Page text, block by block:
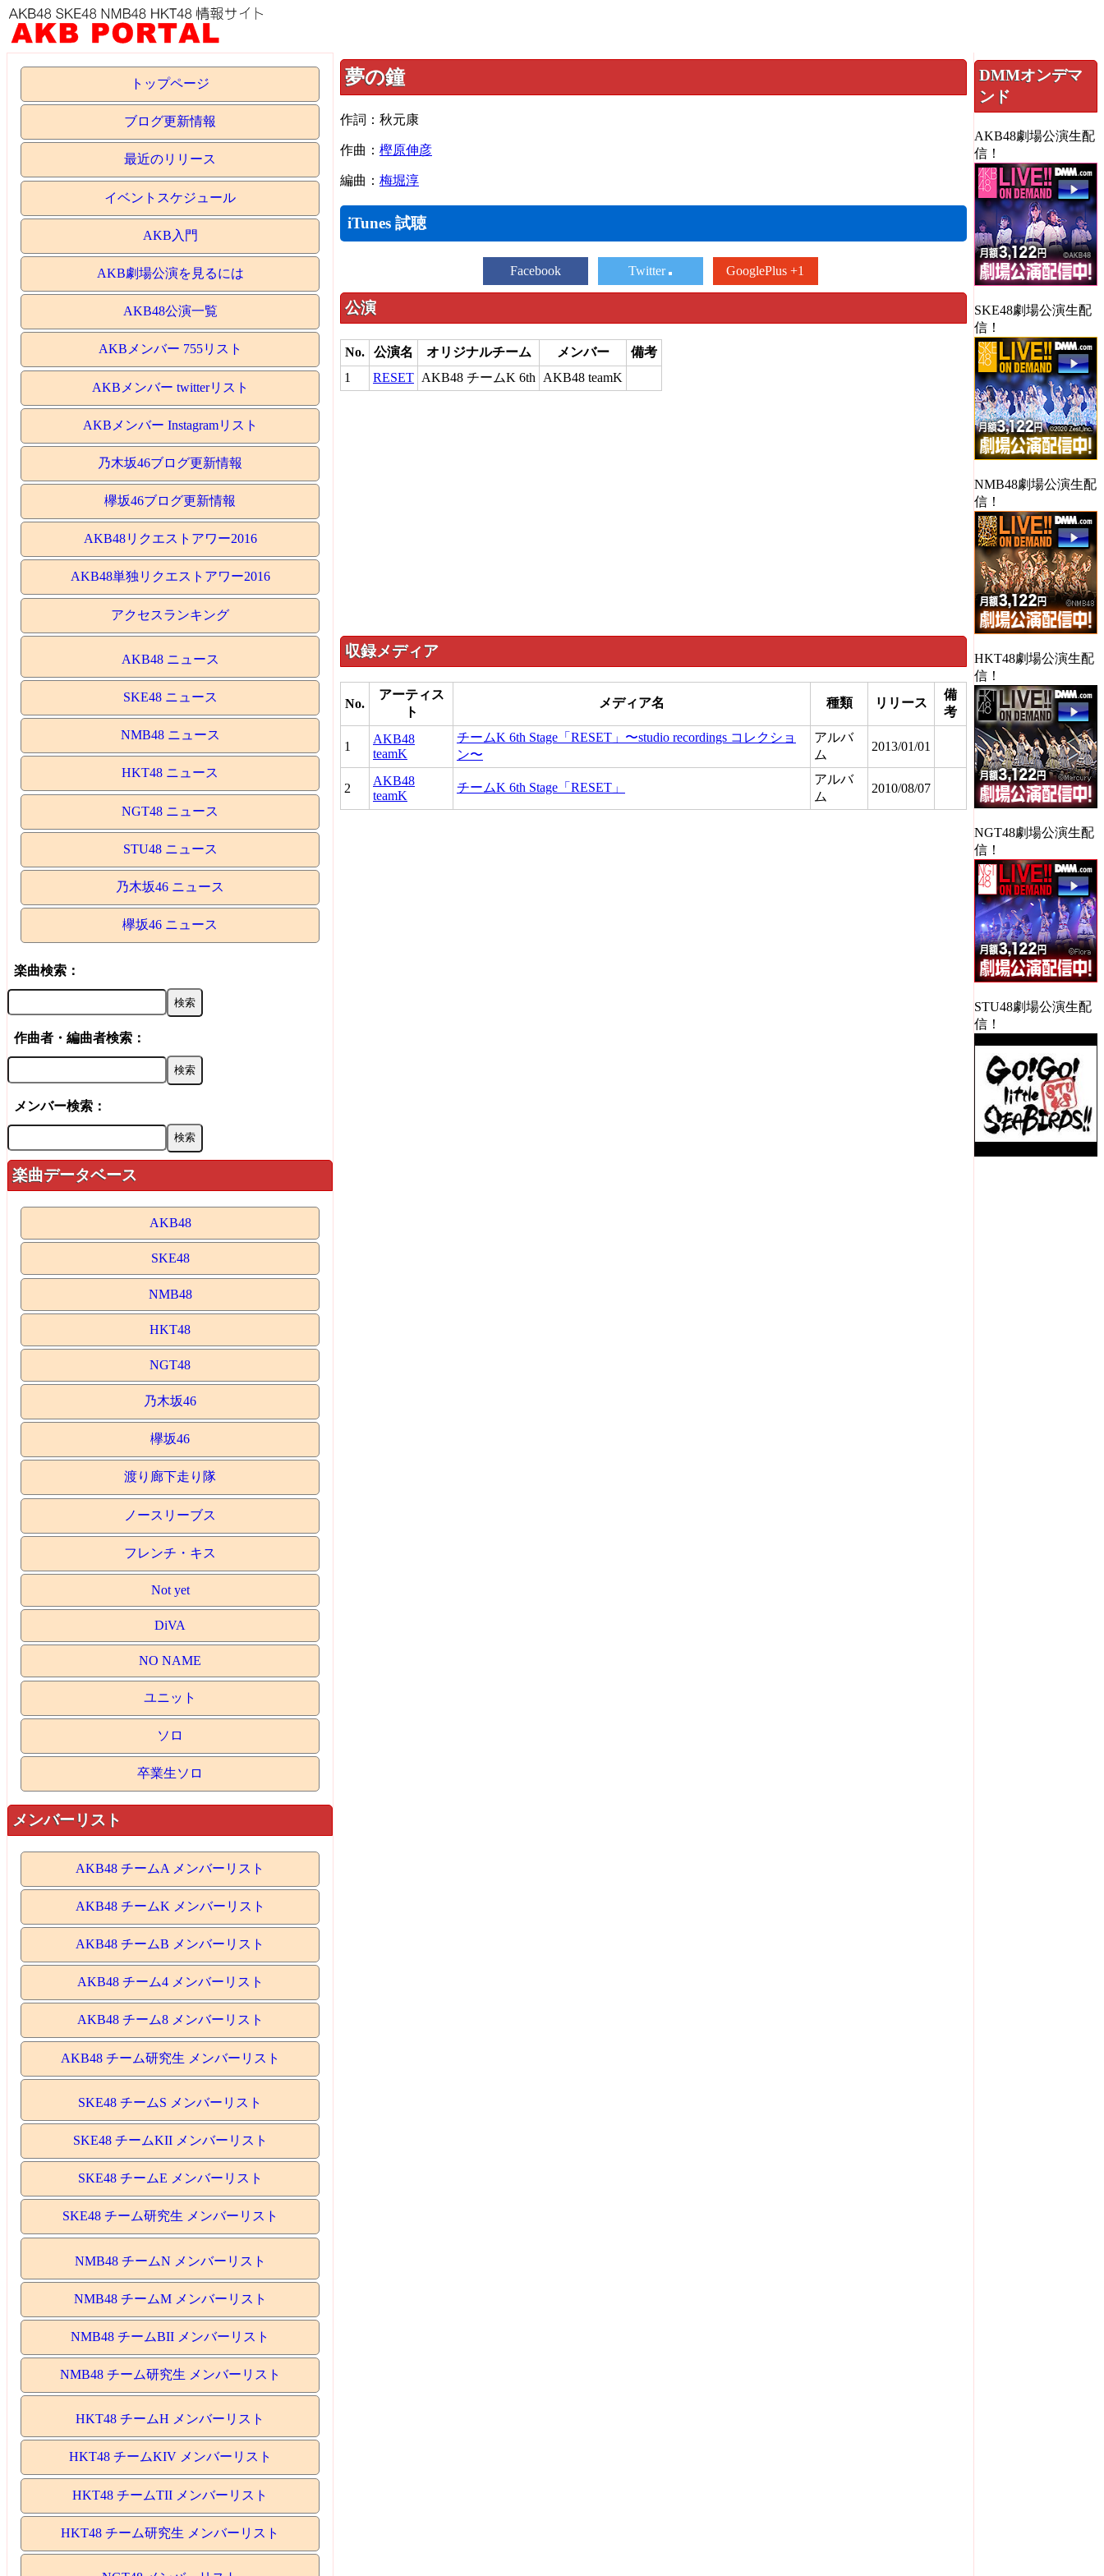
トップページ
ブログ更新情報
最近のリリース
イベントスケジュール
AKB入門
AKB劇場公演を見るには
AKB48公演一覧
AKBメンバー 755リスト
AKBメンバー twitterリスト
AKBメンバー Instagramリスト
乃木坂46ブログ更新情報
欅坂46ブログ更新情報
AKB48リクエストアワー2016
AKB48単独リクエストアワー2016
アクセスランキング
AKB48 ニュース
SKE48 ニュース
NMB48 ニュース
HKT48 ニュース
NGT48 ニュース
STU48 ニュース
乃木坂46 ニュース
欅坂46 ニュース
楽曲検索：
作曲者・編曲者検索：
メンバー検索：
楽曲データベース
AKB48
SKE48
NMB48
HKT48
NGT48
乃木坂46
欅坂46
渡り廊下走り隊
ノースリーブス
フレンチ・キス
Not yet
DiVA
NO NAME
ユニット
ソロ
卒業生ソロ
メンバーリスト
AKB48 チームA メンバーリスト
AKB48 チームK メンバーリスト
AKB48 チームB メンバーリスト
AKB48 チーム4 メンバーリスト
AKB48 チーム8 メンバーリスト
AKB48 チーム研究生 メンバーリスト
SKE48 チームS メンバーリスト
SKE48 チームKII メンバーリスト
SKE48 チームE メンバーリスト
SKE48 チーム研究生 メンバーリスト
NMB48 チームN メンバーリスト
NMB48 チームM メンバーリスト
NMB48 チームBII メンバーリスト
NMB48 チーム研究生 メンバーリスト
HKT48 チームH メンバーリスト
HKT48 チームKIV メンバーリスト
HKT48 チームTII メンバーリスト
HKT48 チーム研究生 メンバーリスト
夢の鐘
作詞：秋元康
作曲： 樫原伸彦
編曲： 梅堀淳
iTunes 試聴
Facebook Twitter GooglePlus +1
公演
No. 公演名 オリジナルチーム メンバー
備考
1
RESET AKB48 チームK 6th AKB48 teamK
収録メディア
No.
アーティス
ト
メディア名 種類 リリース
備
考
1
AKB48
teamK
チームK 6th Stage「RESET」〜studio recordings コレクショ
ン〜
アルバ
ム
2013/01/01
2
AKB48
teamK
チームK 6th Stage「RESET」
アルバ
ム
2010/08/07
DMMオンデマ
ンド
AKB48劇場公演生配
信！
SKE48劇場公演生配
信！
NMB48劇場公演生配
信！
HKT48劇場公演生配
信！
NGT48劇場公演生配
信！
STU48劇場公演生配
信！